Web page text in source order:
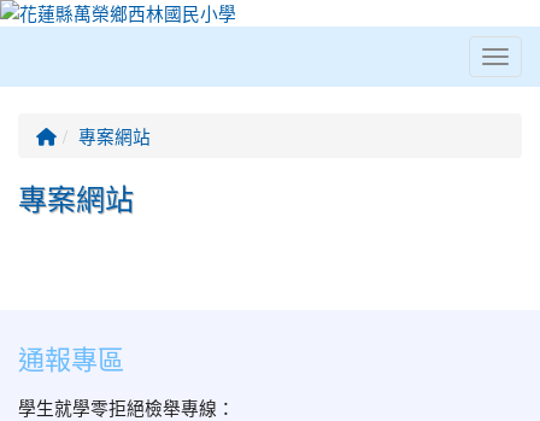
⏸
回首頁
專案網站
專案網站
通報專區
學生就學零拒絕檢舉專線：